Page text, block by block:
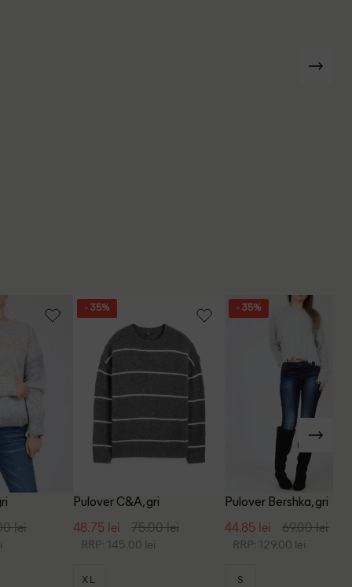
lei
- 35%
Pulover C&A, gri
48.75 lei 75.00 lei
RRP: 145.00 lei
XL
- 35%
Pulover Bershka, gri
44.85 lei 69.00 lei
RRP: 129.00 lei
S